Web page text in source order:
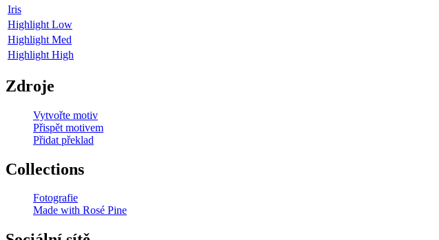
Iris
Highlight Low
Highlight Med
Highlight High
Zdroje
Vytvořte motiv
Přispět motivem
Přidat překlad
Collections
Fotografie
Made with Rosé Pine